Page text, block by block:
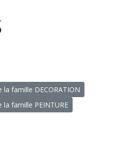
famille DECORATION
famille PEINTURE